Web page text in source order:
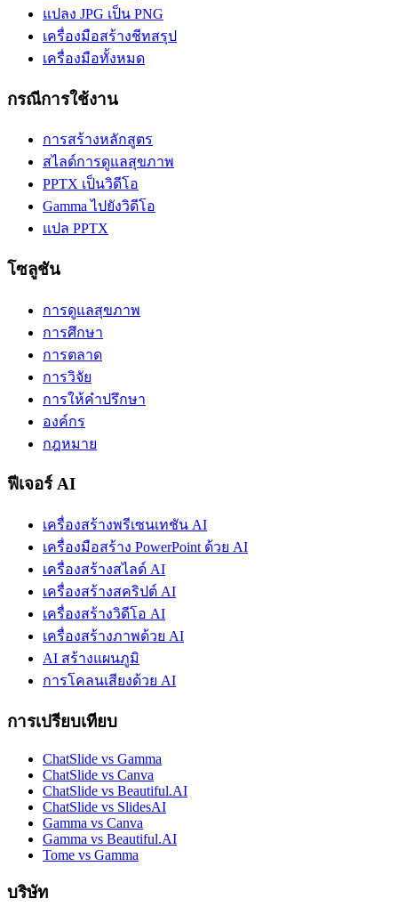
แปลง JPG เป็น PNG
เครื่องมือสร้างชีทสรุป
เครื่องมือทั้งหมด
กรณีการใช้งาน
การสร้างหลักสูตร
สไลด์การดูแลสุขภาพ
PPTX เป็นวิดีโอ
Gamma ไปยังวิดีโอ
แปล PPTX
โซลูชัน
การดูแลสุขภาพ
การศึกษา
การตลาด
การวิจัย
การให้คำปรึกษา
องค์กร
กฎหมาย
ฟีเจอร์ AI
เครื่องสร้างพรีเซนเทชัน AI
เครื่องมือสร้าง PowerPoint ด้วย AI
เครื่องสร้างสไลด์ AI
เครื่องสร้างสคริปต์ AI
เครื่องสร้างวิดีโอ AI
เครื่องสร้างภาพด้วย AI
AI สร้างแผนภูมิ
การโคลนเสียงด้วย AI
การเปรียบเทียบ
ChatSlide vs Gamma
ChatSlide vs Canva
ChatSlide vs Beautiful.AI
ChatSlide vs SlidesAI
Gamma vs Canva
Gamma vs Beautiful.AI
Tome vs Gamma
บริษัท